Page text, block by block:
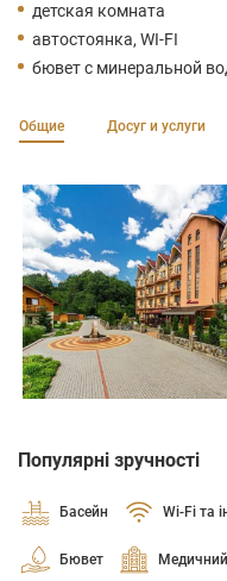
детская комната
автостоянка, WI-FI
бювет с минеральной
Общие Досуг и услуги
Популярні зручності
Басейн Wi-Fi та
Бювет